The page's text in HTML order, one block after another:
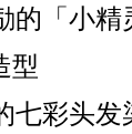
的「小
型
七彩头